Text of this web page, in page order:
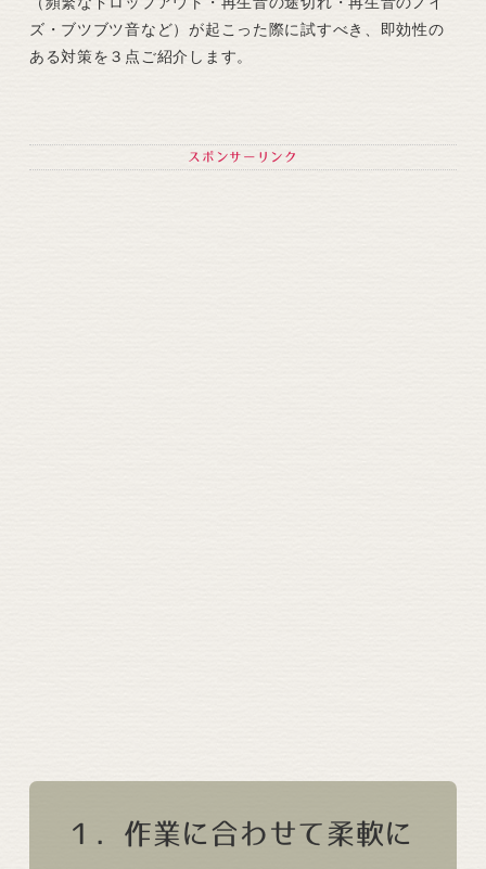
ズ・ブツブツ音など）が起こった際に試すべき、即効性の
ある対策を３点ご紹介します。
スポンサーリンク
１．作業に合わせて柔軟に